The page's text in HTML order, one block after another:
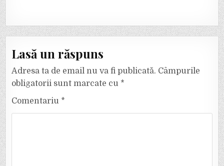
Lasă un răspuns
Adresa ta de email nu va fi publicată. Câmpurile
obligatorii sunt marcate cu *
Comentariu *